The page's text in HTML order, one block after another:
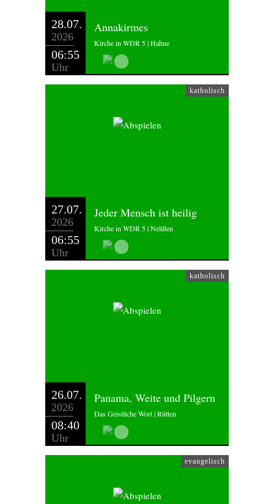
28.07.
2026
06:55
Uhr
Annakirmes
Kirche in WDR 5 | Hahne
katholisch
27.07.
2026
06:55
Uhr
Jeder Mensch ist heilig
Kirche in WDR 5 | Nelißen
katholisch
26.07.
2026
08:40
Uhr
Panama, Weite und Pilgern
Das Geistliche Wort | Rütten
evangelisch